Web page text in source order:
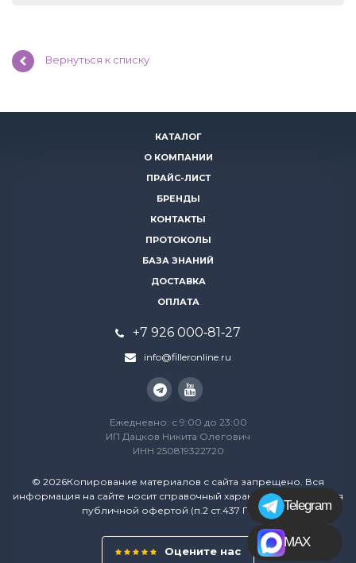
Вернуться к списку
© 2026Копирование материалов с сайта запрещено. Вся
информация на сайте носит справочный характер и не является
публичной офертой (п.2 ст.437 ГК РФ)
Telegram
MAX
Оцените нас
КАТАЛОГ
О КОМПАНИИ
ПРАЙС-ЛИСТ
БРЕНДЫ
КОНТАКТЫ
ПРОТОКОЛЫ
БАЗА ЗНАНИЙ
ДОСТАВКА
ОПЛАТА
+7 926 000‑81‑27
info@filleronline.ru
Ежедневно: с 9:00 до 23:00
ИП Дацков Никита Олегович
ИНН 250819322720